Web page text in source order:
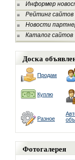
Информер
Рейтинг сайтов
Новости
Каталог сайтов
Доска
Продам
Куплю
Разное
Фотогалерея